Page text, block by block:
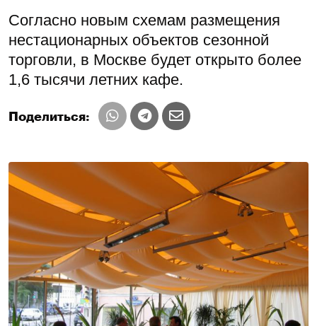
Согласно новым схемам размещения
нестационарных объектов сезонной
торговли, в Москве будет открыто более
1,6 тысячи летних кафе.
Поделиться: